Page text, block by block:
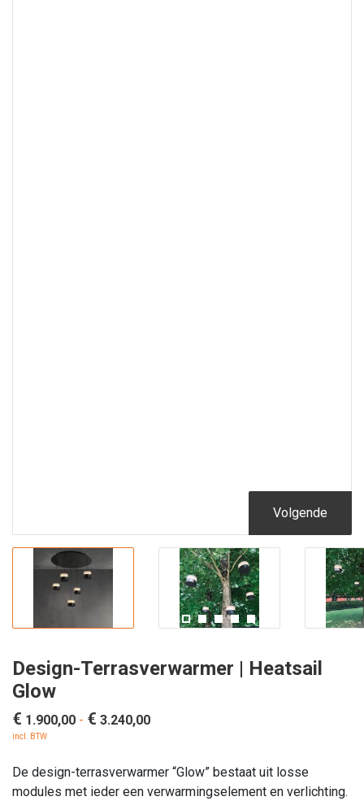
Volgende
Design-Terrasverwarmer | Heatsail
Glow
€ 1.900,00 - € 3.240,00Prijsklasse:
€ 3.240,00
incl. BTW
De design-terrasverwarmer “Glow” bestaat uit losse
modules met ieder een verwarmingselement en verlichting.